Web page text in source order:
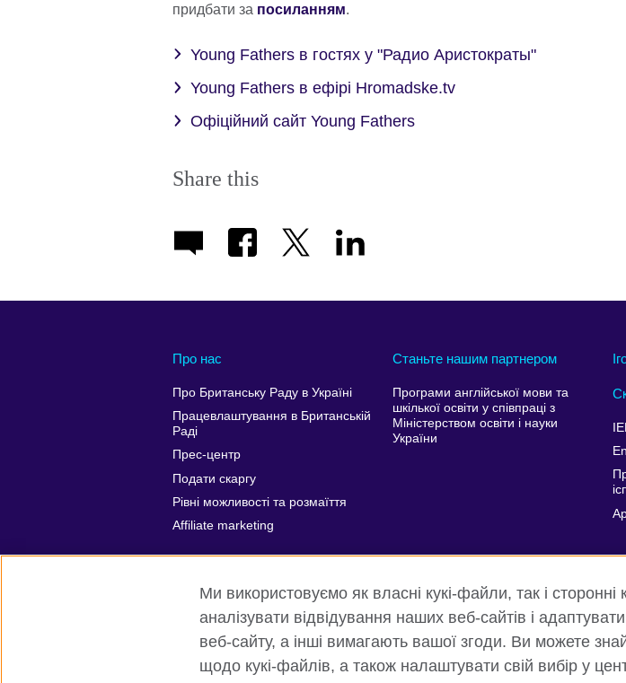
придбати за посиланням.
Young Fathers в гостях у "Радио Аристократы"
Young Fathers в ефірі Hromadske.tv
Офіційний сайт Young Fathers
Share this
Про нас
Про Британську Раду в Україні
Працевлаштування в Британській
Раді
Прес-центр
Подати скаргу
Рівні можливості та розмаїття
Affiliate marketing
Станьте нашим партнером
Програми англійської мови та
шкілької освіти у співпраці з
Міністерством освіти і науки
України
Всесвітня Британська Рада Приватність та умови користування Куки
Ми використовуємо як власні кукі-файли, так і сторонні
аналізувати відвідування наших веб-сайтів і
веб-сайту, а інші вимагають вашої згоди. Ви можете
щодо кукі-файлів, а також налаштувати свій вибір у